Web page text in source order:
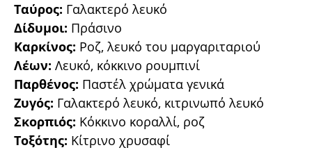
Ταύρος: Γαλακτερό λευκό
Δίδυμοι: Πράσινο
Καρκίνος: Ροζ, λευκό του μαργαριταριού
Λέων: Λευκό, κόκκινο ρουμπινί
Παρθένος: Παστέλ χρώματα γενικά
Ζυγός: Γαλακτερό λευκό, κιτρινωπό λευκό
Σκορπιός: Κόκκινο κοραλλί, ροζ
Τοξότης: Κίτρινο χρυσαφί